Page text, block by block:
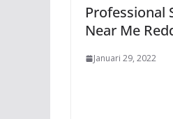
Professional
Near Me
Januari 29, 2022